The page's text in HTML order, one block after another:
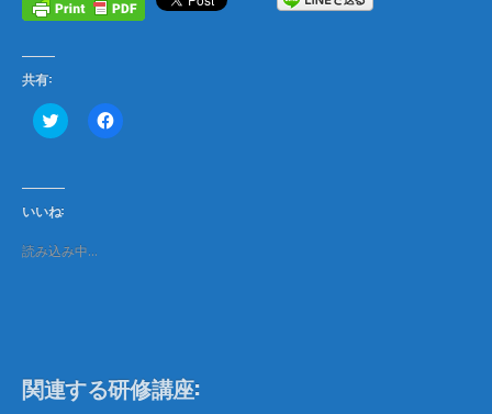
共有:
ク
リ
て
T
w
t
t
い
ウ
F
a
ク
し
て
いいね:
読み込み中…
関連する研修講座: